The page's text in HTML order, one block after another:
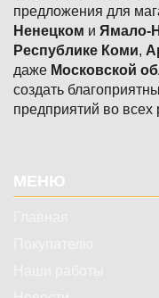
предложения для
Ненецком и Ямало-
Республике Коми,
даже Московской
создать
предприятий во всех
МЕНЮ